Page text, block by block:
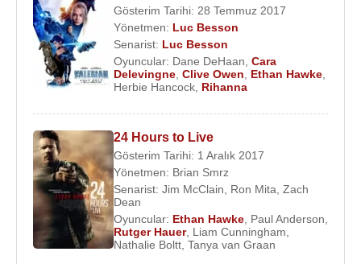
Gösterim Tarihi: 28 Temmuz 2017
Yönetmen: Luc Besson
Senarist: Luc Besson
Oyuncular: Dane DeHaan Cara
Delevingne Clive Owen Ethan Hawke
Herbie Hancock Rihanna
24 Hours to Live
Gösterim Tarihi: 1 Aralık 2017
Yönetmen: Brian Smrz
Senarist: Jim McClain Ron Mita Zach
Dean
Oyuncular: Ethan Hawke Paul Anderson
Rutger Hauer, Liam Cunningham
Nathalie Boltt Tanya van Graan